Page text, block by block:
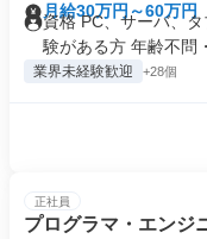
月給30万円～60万円
資格 PC、サーバ、
験がある方 年齢不問
業界未経験歓迎 +28個
正社員
プログラマ・エンジ